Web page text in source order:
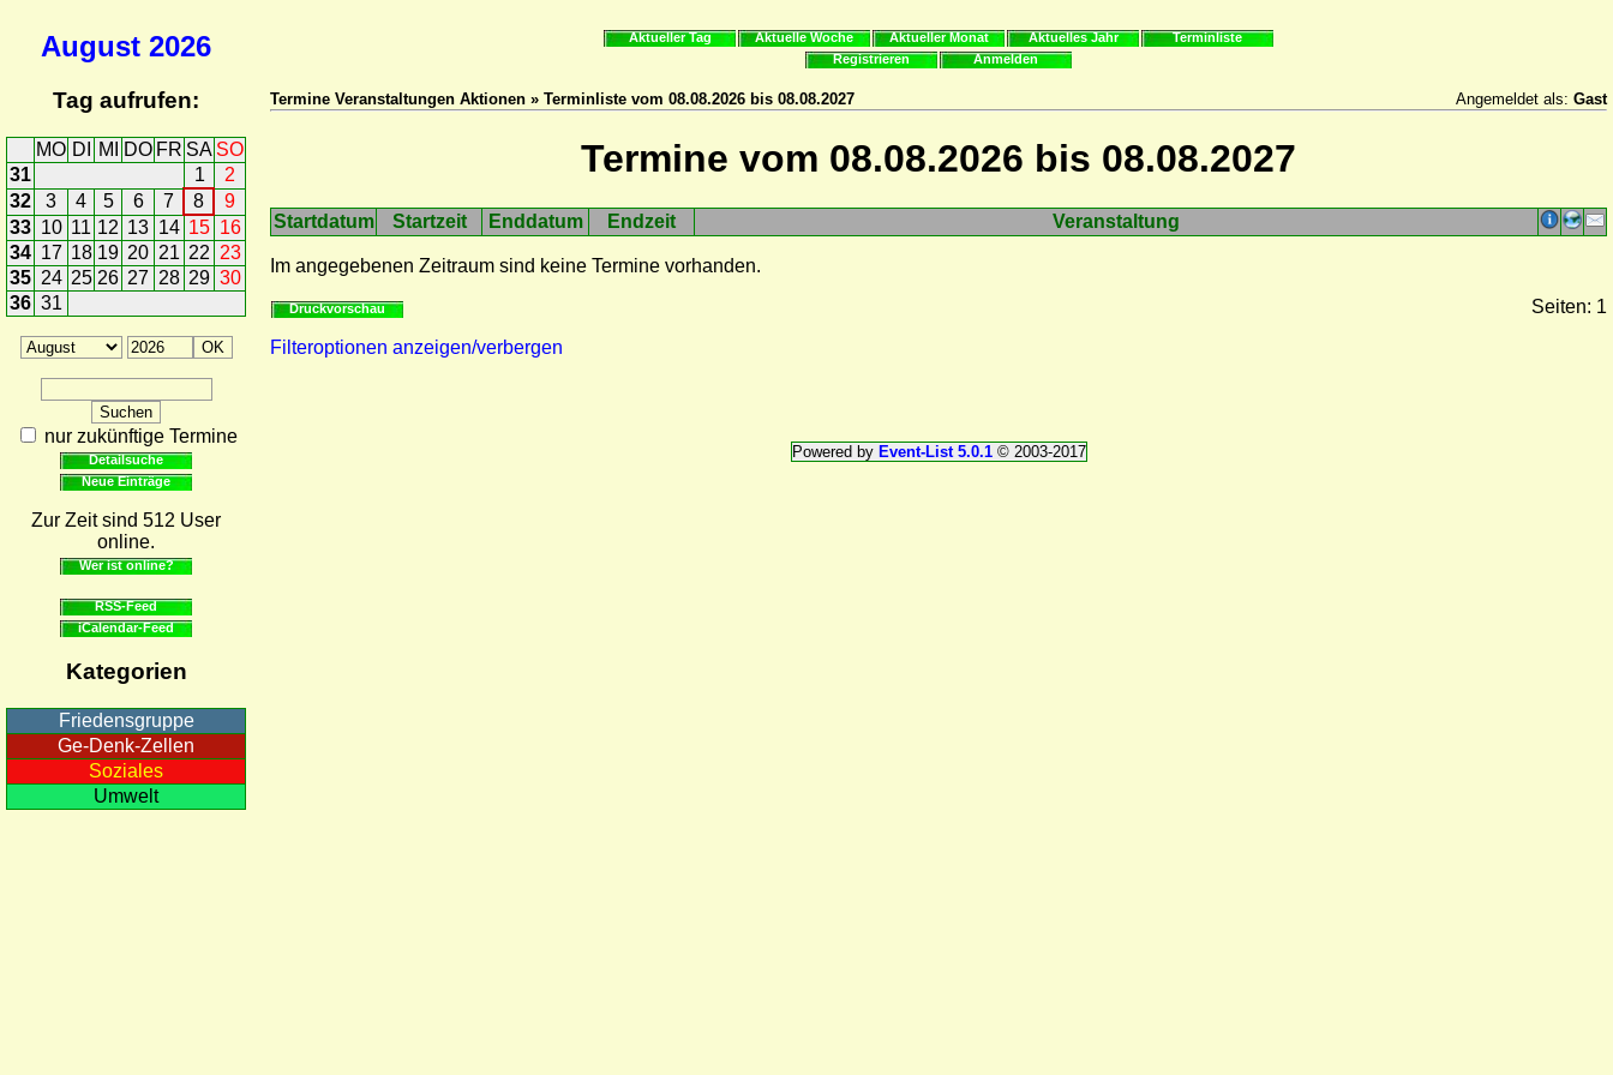
August 2026
Tag aufrufen:
MO DI MI DO FR SA SO
31
1
2
32
3 4 5 6 7 8
9
33 10 11 12 13 14 15 16
34 17 18 19 20 21 22 23
35 24 25 26 27 28 29 30
36 31
nur zukünftige Termine
Detailsuche
Neue Einträge
Zur Zeit sind 512 User
online.
Wer ist online?
RSS-Feed
iCalendar-Feed
Kategorien
Friedensgruppe
Ge-Denk-Zellen
Soziales
Umwelt
Aktueller Tag Aktuelle Woche Aktueller Monat Aktuelles Jahr
Terminliste
Registrieren
Anmelden
Termine Veranstaltungen Aktionen » Terminliste vom 08.08.2026 bis 08.08.2027 Angemeldet als: Gast
Termine vom 08.08.2026 bis 08.08.2027
Startdatum Startzeit Enddatum Endzeit Veranstaltung
Im angegebenen Zeitraum sind keine Termine vorhanden.
Druckvorschau
Seiten: 1
Filteroptionen anzeigen/verbergen
Powered by Event-List 5.0.1© 2003-2017